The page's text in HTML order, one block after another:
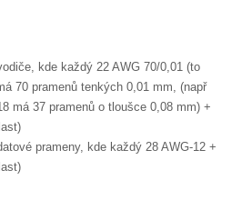
kde každý 22 AWG 70/0,01 (to
70 pramenů tenkých 0,01 mm, (např
má 37 pramenů o tloušce 0,08 mm) +
prameny, kde každý 28 AWG-12 +